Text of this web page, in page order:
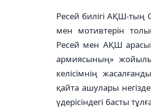
Ресей билігі АҚШ-тың
мен мотивтерін
Ресей мен АҚШ
армиясының»
келісімнің
қайта ашулары
үдерісіндегі басты